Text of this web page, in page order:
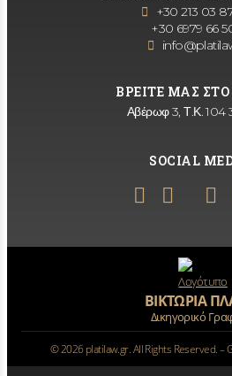
+30 213 03
+30 6979 66
ΒΡΕΙΤΕ ΜΑΣ
Αβέρωφ 3, Τ.Κ. 104
SOCIAL
ΒΙΚΤΩΡΙΑ
Δικηγορικό
©2026platilaw.gr. All Rights Reserved. –